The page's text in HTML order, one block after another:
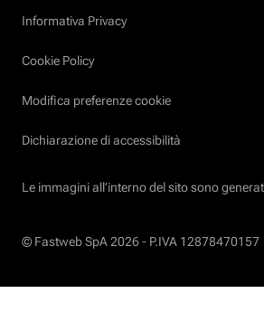
Informativa Privacy
Cookie Policy
Modifica preferenze cookie
Dichiarazione di accessibilità
Le immagini all’interno del sito sono
© Fastweb SpA 2026 - P.IVA 12878470157